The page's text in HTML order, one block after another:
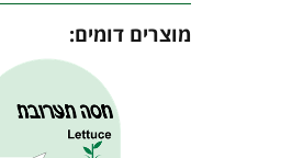
מוצרים דומים: